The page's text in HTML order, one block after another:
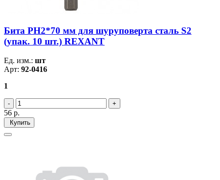
Бита PH2*70 мм для шуруповерта сталь S2
(упак. 10 шт.) REXANT
Ед. изм.: шт
Арт: 92-0416
1
56 р.
Купить